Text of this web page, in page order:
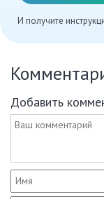
И получите
Добавить